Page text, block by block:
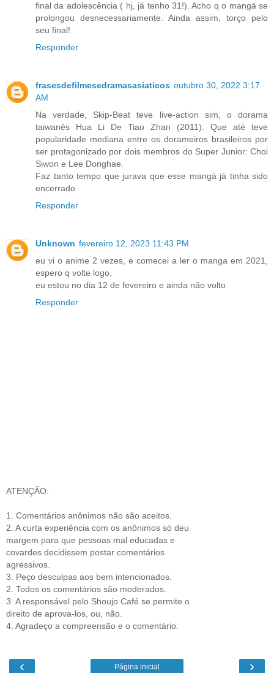
final da adolescência ( hj, já tenho 31!). Acho q o mangá se
prolongou desnecessariamente. Ainda assim, torço pelo
seu final!
Responder
frasesdefilmesedramasasiaticos outubro 30, 2022 3:17
AM
Na verdade, Skip-Beat teve live-action sim, o dorama
taiwanês Hua Li De Tiao Zhan (2011). Que até teve
popularidade mediana entre os dorameiros brasileiros por
ser protagonizado por dois membros do Super Junior: Choi
Siwon e Lee Donghae.
Faz tanto tempo que jurava que esse mangá já tinha sido
encerrado.
Responder
Unknown fevereiro 12, 2023 11:43 PM
eu vi o anime 2 vezes, e comecei a ler o manga em 2021,
espero q volte logo,
eu estou no dia 12 de fevereiro e ainda não volto
Responder
ATENÇÃO:
1. Comentários anônimos não são aceitos.
2. A curta experiência com os anônimos só deu
margem para que pessoas mal educadas e
covardes decidissem postar comentários
agressivos.
3. Peço desculpas aos bem intencionados.
2. Todos os comentários são moderados.
3. A responsável pelo Shoujo Café se permite o
direito de aprova-los, ou, não.
4. Agradeço a compreensão e o comentário.
‹ ›
Página inicial